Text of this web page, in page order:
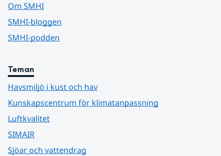
Om SMHI
SMHI-bloggen
SMHI-podden
Teman
Havsmiljö i kust och hav
Kunskapscentrum för klimatanpassning
Luftkvalitet
SIMAIR
Sjöar och vattendrag